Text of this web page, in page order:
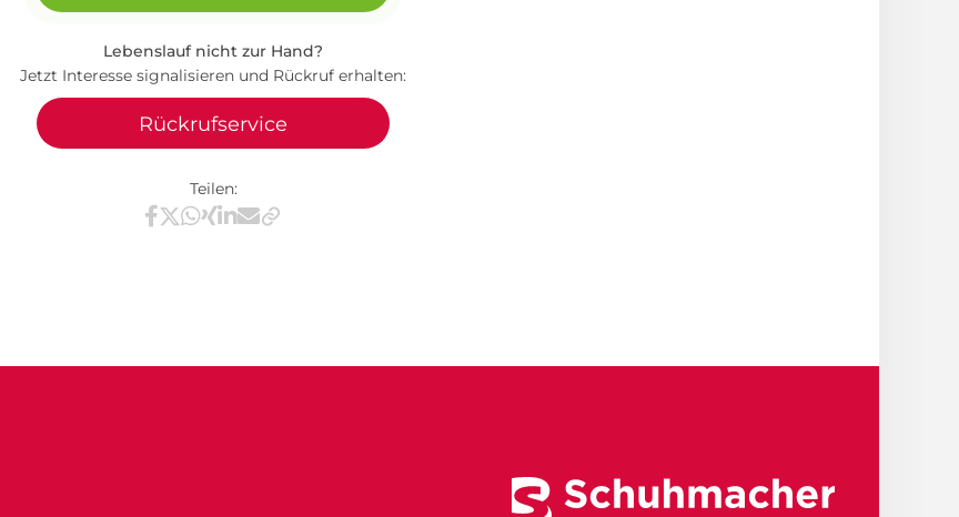
Lebenslauf nicht zur Hand?
Jetzt Interesse signalisieren und Rückruf erhalten:
Rückrufservice
Teilen:
Teilen via Facebook
Teilen via X / Twitter
Teilen via WhatsApp
Teilen via Xing
Teilen via LinkedIn
Teilen via E-Mail